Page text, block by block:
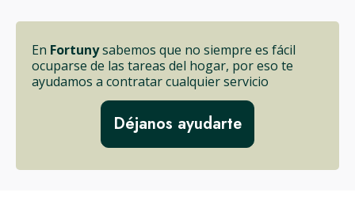
En Fortunysabemos que no siempre es fácil
ocuparse de las tareas del hogar, por eso te
ayudamos a contratar cualquier servicio
Déjanos ayudarte